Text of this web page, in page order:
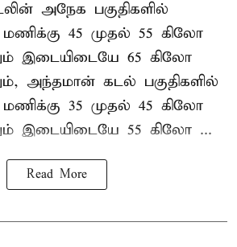
அநேக பகுதிகளில்
மணிக்கு 45 முதல் 55 கிலோ
இடையிடையே 65 கிலோ
அந்தமான் கடல் பகுதிகளில்
மணிக்கு 35 முதல் 45 கிலோ
இடையிடையே 55 கிலோ ...
Read More